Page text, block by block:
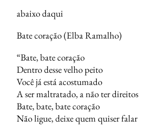
abaixo daqui
Bate coração (Elba Ramalho)
“Bate, bate coração
Dentro desse velho peito
Você já está acostumado
A ser maltratado, a não ter direitos
Bate, bate, bate coração
Não ligue, deixe quem quiser falar